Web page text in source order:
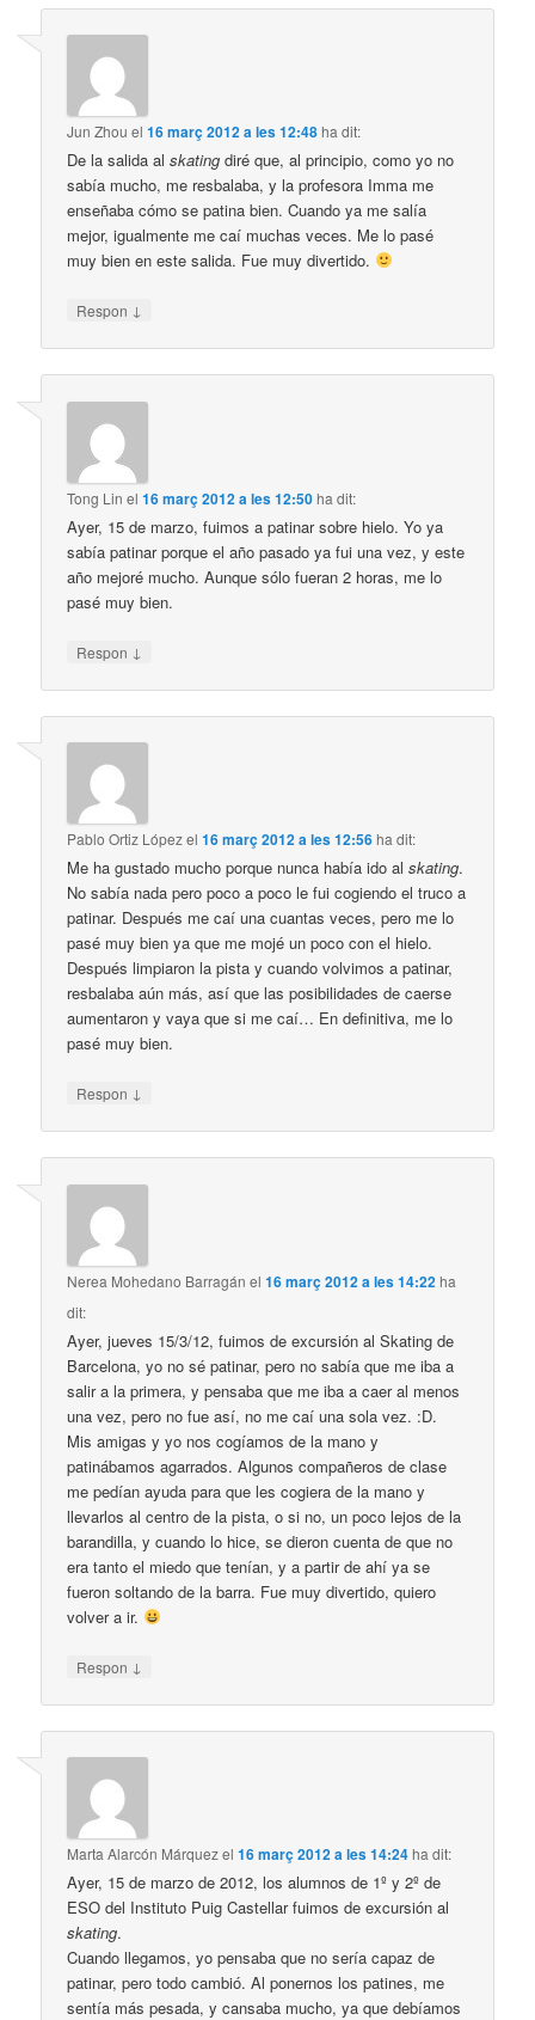
Jun Zhou el16 març 2012 a les 12:48ha dit:
De la salida alskating diré que, al principio, como yo no
sabía mucho, me resbalaba, y la profesora Imma me
enseñaba cómo se patina bien. Cuando ya me salía
mejor, igualmente me caí muchas veces. Me lo pasé
muy bien en este salida. Fue muy divertido.
Respon ↓
Tong Lin el16 març 2012 a les 12:50ha dit:
Ayer, 15 de marzo, fuimos a patinar sobre hielo. Yo ya
sabía patinar porque el año pasado ya fui una vez, y este
año mejoré mucho. Aunque sólo fueran 2 horas, me lo
pasé muy bien.
Respon ↓
Pablo Ortiz Lópezel16 març 2012 a les 12:56ha dit:
Me ha gustado mucho porque nunca había ido alskating.
No sabía nada pero poco a poco le fui cogiendo el truco a
patinar. Después me caí una cuantas veces, pero me lo
pasé muy bien ya que me mojé un poco con el hielo.
Después limpiaron la pista y cuando volvimos a patinar,
resbalaba aún más, así que las posibilidades de caerse
aumentaron y vaya que si me caí… En definitiva, me lo
pasé muy bien.
Respon ↓
Nerea Mohedano Barragán el16 març 2012 a les 14:22ha
dit:
Ayer, jueves 15/3/12, fuimos de excursión al Skating de
Barcelona, yo no sé patinar, pero no sabía que me iba a
salir a la primera, y pensaba que me iba a caer al menos
una vez, pero no fue así, no me caí una sola vez. :D.
Mis amigas y yo nos cogíamos de la mano y
patinábamos agarrados. Algunos compañeros de clase
me pedían ayuda para que les cogiera de la mano y
llevarlos al centro de la pista, o si no, un poco lejos de la
barandilla, y cuando lo hice, se dieron cuenta de que no
era tanto el miedo que tenían, y a partir de ahí ya se
fueron soltando de la barra. Fue muy divertido, quiero
volver a ir.
Respon ↓
Marta Alarcón Márquezel16 març 2012 a les 14:24ha dit:
Ayer, 15 de marzo de 2012, los alumnos de 1º y 2º de
ESO del Instituto Puig Castellar fuimos de excursión al
skating.
Cuando llegamos, yo pensaba que no sería capaz de
patinar, pero todo cambió. Al ponernos los patines, me
sentía más pesada, y cansaba mucho, ya que debíamos